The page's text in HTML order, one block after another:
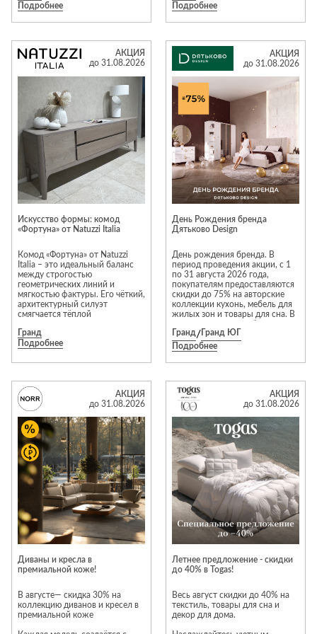
Moravio, Tomasella, Alf, Vaccari
предлагая клиентам
актуальные интерьерные
решения. Предложение
действительно с 1 по 31
августа 2026 года.
*Подробности и ассортимент
уточняйте в салоне «Галерея».
Салон «Галерея» в МТК «Гранд».
Вход №3, этаж 3
Подробнее
вам бесплатную сборку
мечты по лучшей цене!
Подробнее
АКЦИЯ
до 31.08.2026
Искусство формы: комод
«Фортуна» от Natuzzi Italia
Комод «Фортуна» от Natuzzi
Italia – это идеальный баланс
между строгостью
геометрических линий и
мягкостью фактуры. Его чёткий,
архитектурный силуэт
смягчается тёплой
визуальный контраст, который
сразу притягивает внимание.
Материал: дерево «Wood
– 617 274 руб. Ждём вас в
салоне Natuzzi Italia в МТК
«Гранд», чтобы помочь выбрать
идеальную мебель!
Гранд
Подробнее
АКЦИЯ
до 31.08.2026
День Рождения бренда
Дятьково Design
День рождения бренда. В
период проведения акции, с 1
по 31 августа 2026 года,
покупателям предоставляются
скидки до 75% на авторские
коллекции кухонь, мебель для
жилых зон и товары для сна. В
коллекции для жилых зон Este,
Savona, Elegante, Alivio, Altera,
Turin, Boston, Bruno, Vela, Tiara,
Arta, Monako, Napoli, Teramo;
Cartizze, Barolo, Bruno, Greco,
Uniline, Bridge, Terra, Canti,
Kantri и Antella; мягкие
интерьерные кровати; мягкая
мебель Antau, Arden, Bioko,
Brela, Gleno, Kayan, Lanz, Nile,
Omish, Solin, Talla, Tokka, Trim,
Tyrol, Baffin и Bioko; матрасы,
подушки, одеяла и защитные
чехлы. Подробности у
продавцов‑консультантов и на
сайте dyatkovo.ru.
Гранд/ Гранд ЮГ
Подробнее
АКЦИЯ
до 31.08.2026
Диваны и кресла в
премиальной коже!
В августе— скидка 30% на
коллекцию диванов и кресел в
премиальной коже
АКЦИЯ
до 31.08.2026
Летнее предложение - скидки
до 40% в Togas!
Весь август скидки до 40% на
текстиль, товары для сна и
декор для дома.